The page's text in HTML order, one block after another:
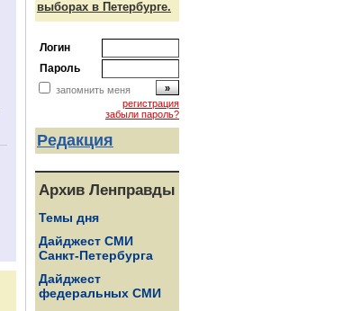
выборах в Петербурге.
Логин
Пароль
запомнить меня
регистрация
забыли пароль?
Редакция
Архив Ленправды
Темы дня
Дайджест СМИ
Санкт-Петербурга
Дайджест
федеральных СМИ